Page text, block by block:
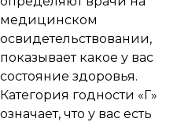
медицинском
освидетельствовании,
показывает какое у вас
состояние здоровья.
Категория годности «Г»
означает, что у вас есть